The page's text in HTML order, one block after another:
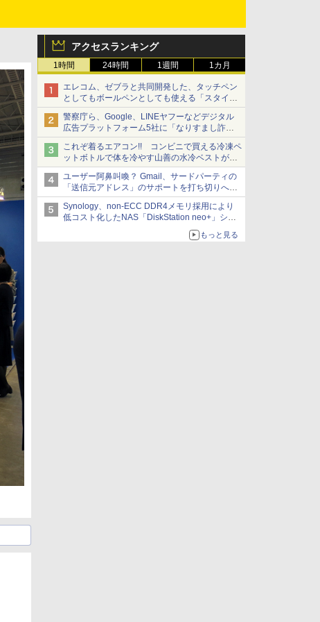
アクセスランキング
1時間 24時間 1週間 1カ月
エレコム、ゼブラと共同開発した、タッチペン
としてもボールペンとしても使える「スタイラ
スツーウェイ」発売 iPadにも紙にも、持ち替
えずに書き込める
警察庁ら、Google、LINEヤフーなどデジタル
広告プラットフォーム5社に「なりすまし詐欺
広告」対策強化を要請 著名人の写真や映像を
使った投資詐欺などへの対策として
これぞ着るエアコン!! コンビニで買える冷凍ペ
ットボトルで体を冷やす山善の水冷ベストがロ
ードバイクにちょうどいい【ぼっち・ざ・ろー
ど！その14】【空いた時間でなにしてる？】
ユーザー阿鼻叫喚？ Gmail、サードパーティの
「送信元アドレス」のサポートを打ち切りへ
【やじうまWatch】
Synology、non-ECC DDR4メモリ採用により
低コスト化したNAS「DiskStation neo+」シリ
ーズ 予算を抑えて導入でき、ECCメモリへの
もっと見る